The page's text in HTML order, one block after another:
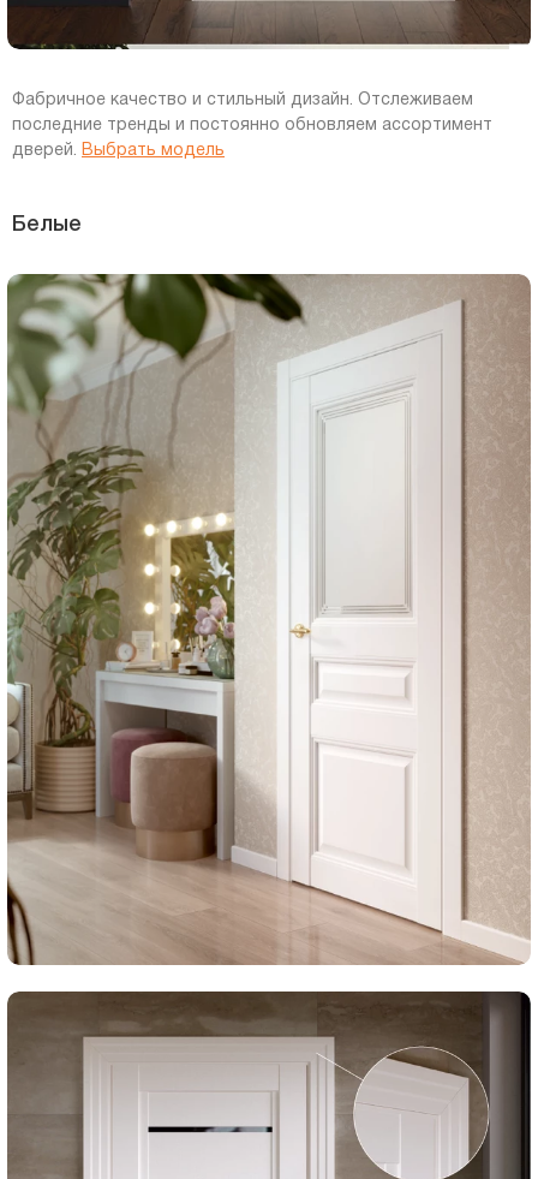
Фабричное качество и стильный дизайн. Отслеживаем
последние тренды и постоянно обновляем ассортимент
дверей. Выбрать модель
Белые